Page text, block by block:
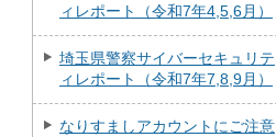
ィレポート（令和7年4,5,6月）
埼玉県警察サイバーセキュリテ
ィレポート（令和7年7,8,9月）
なりすましアカウントにご注意